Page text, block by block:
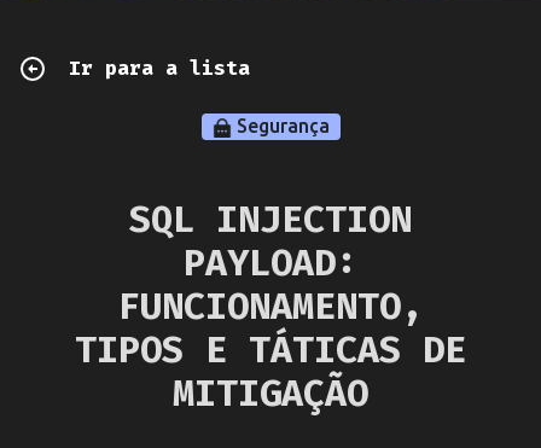
Ir para a lista
Segurança
SQL INJECTION
PAYLOAD:
FUNCIONAMENTO,
TIPOS E TÁTICAS DE
MITIGAÇÃO